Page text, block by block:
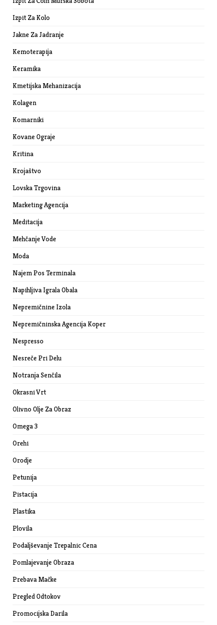
Izpit Za Kolo
Jakne Za Jadranje
Kemoterapija
Keramika
Kmetijska Mehanizacija
Kolagen
Komarniki
Kovane Ograje
Kritina
Krojaštvo
Lovska Trgovina
Marketing Agencija
Meditacija
Mehčanje Vode
Moda
Najem Pos Terminala
Napihljiva Igrala Obala
Nepremičnine Izola
Nepremičninska Agencija Koper
Nespresso
Nesreče Pri Delu
Notranja Senčila
Okrasni Vrt
Olivno Olje Za Obraz
Omega 3
Orehi
Orodje
Petunija
Pistacija
Plastika
Plovila
Podaljševanje Trepalnic Cena
Pomlajevanje Obraza
Prebava Mačke
Pregled Odtokov
Promocijska Darila